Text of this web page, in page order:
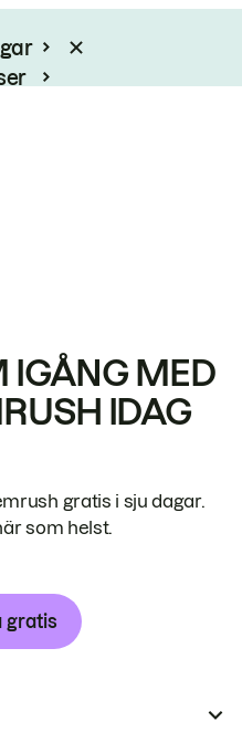
IGÅNG MED
IDAG
gratis i sju dagar.
som helst.
gratis